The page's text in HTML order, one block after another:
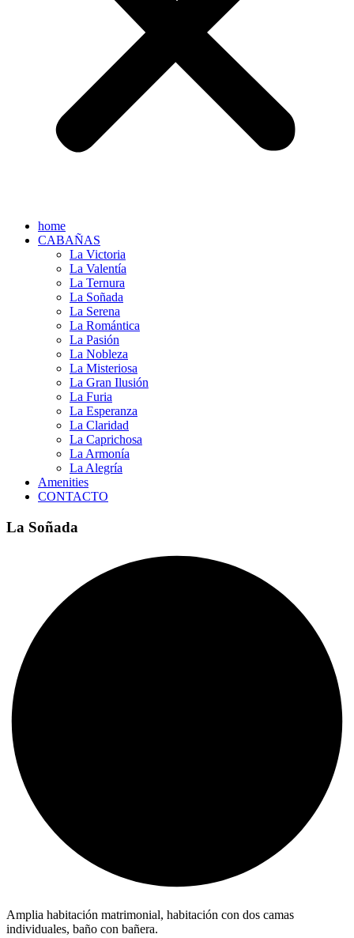
home
CABAÑAS
La Victoria
La Valentía
La Ternura
La Soñada
La Serena
La Romántica
La Pasión
La Nobleza
La Misteriosa
La Gran Ilusión
La Furia
La Esperanza
La Claridad
La Caprichosa
La Armonía
La Alegría
Amenities
CONTACTO
La Soñada
Amplia habitación matrimonial, habitación con dos camas
individuales, baño con bañera.